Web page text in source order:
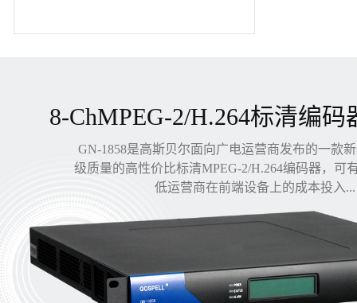
8-ChMPEG-2/H.264标清编码
GN-1858是高斯贝尔面向广电运营商发布的一款
级质量的高性价比标清MPEG-2/H.264编码器，可
低运营商在前端设备上的成本投入...